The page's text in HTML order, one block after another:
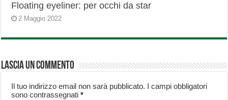
Floating eyeliner: per occhi da star
2 Maggio 2022
Lascia un commento
Il tuo indirizzo email non sarà pubblicato. I campi obbligatori
sono contrassegnati*